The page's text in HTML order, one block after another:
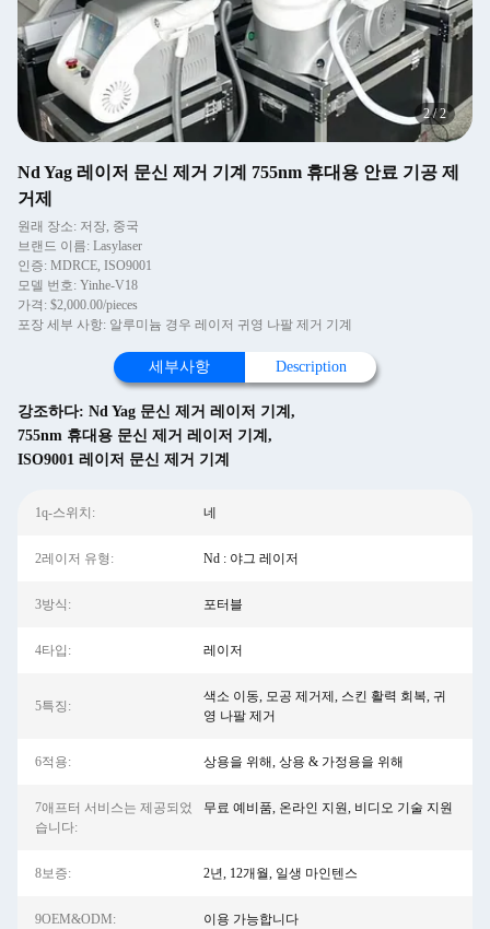
2/2
Nd Yag 레이저 문신 제거 기계 755nm 휴대용 안료 기공 제
거제
원래 장소: 저장, 중국
브랜드 이름: Lasylaser
인증: MDRCE, ISO9001
모델 번호: Yinhe-V18
가격: $2,000.00/pieces
포장 세부 사항: 알루미늄 경우 레이저 귀영 나팔 제거 기계
세부사항 Description
강조하다: Nd Yag 문신 제거 레이저 기계 ,
755nm 휴대용 문신 제거 레이저 기계 ,
ISO9001 레이저 문신 제거 기계
1q-스위치: 네
2레이저 유형: Nd : 야그 레이저
3방식: 포터블
4타입: 레이저
5특징:
색소 이동, 모공 제거제, 스킨 활력 회복, 귀
영 나팔 제거
6적용: 상용을 위해, 상용 & 가정용을 위해
7애프터 서비스는 제공되었
습니다:
무료 예비품, 온라인 지원, 비디오 기술 지원
8보증: 2년, 12개월, 일생 마인텐스
9OEM&ODM: 이용 가능합니다